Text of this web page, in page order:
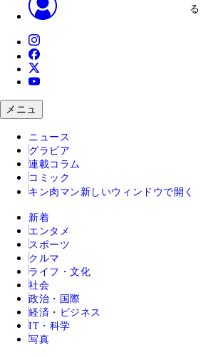
る
メニュ
ニュース
グラビア
連載コラム
コミック
キン肉マン 新しいウィンドウで開く
新着
エンタメ
スポーツ
クルマ
ライフ・文化
社会
政治・国際
経済・ビジネス
IT・科学
写真